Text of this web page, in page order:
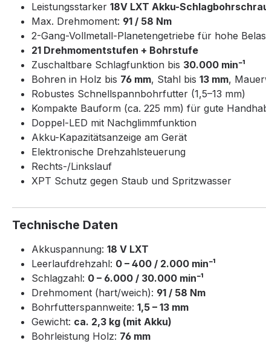
Leistungsstarker 18V LXT Akku-
Max. Drehmoment: 91 / 58 Nm
2-Gang-Vollmetall-Planetengetriebe für hohe
21 Drehmomentstufen + Bohrstufe
Zuschaltbare Schlagfunktion bis 30.000 min⁻¹
Bohren in Holz bis 76 mm, Stahl bis 13 mm,
Robustes Schnellspannbohrfutter (1,5–13 mm)
Kompakte Bauform (ca. 225 mm) für gute
Doppel-LED mit Nachglimmfunktion
Akku-Kapazitätsanzeige am Gerät
Elektronische Drehzahlsteuerung
Rechts-/Linkslauf
XPT Schutz gegen Staub und Spritzwasser
Technische Daten
Akkuspannung: 18 V LXT
Leerlaufdrehzahl: 0 – 400 / 2.000 min⁻¹
Schlagzahl: 0 – 6.000 / 30.000 min⁻¹
Drehmoment (hart/weich): 91 / 58 Nm
Bohrfutterspannweite: 1,5 – 13 mm
Gewicht: ca. 2,3 kg (mit Akku)
Bohrleistung Holz: 76 mm